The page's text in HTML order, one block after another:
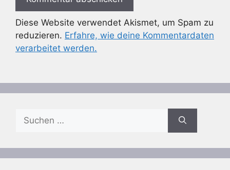
Diese Website verwendet Akismet, um Spam zu
reduzieren. Erfahre, wie deine Kommentardaten
verarbeitet werden.
Suchen
nach: